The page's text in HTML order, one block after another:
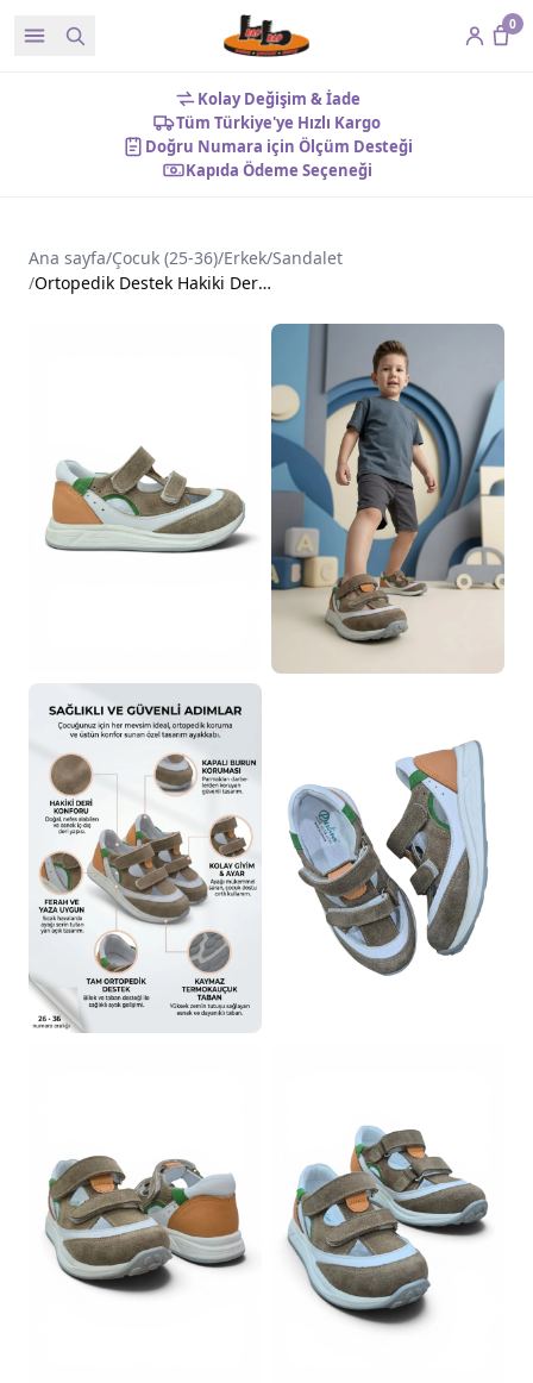
0
Kolay Değişim & İade
Tüm Türkiye'ye Hızlı Kargo
Doğru Numara için Ölçüm Desteği
Kapıda Ödeme Seçeneği
Ana sayfa/Çocuk (25-36)/Erkek/Sandalet
/
Ortopedik Destek Hakiki Deri Kaymaz Taban Erkek Çocuk Sandalet Haki